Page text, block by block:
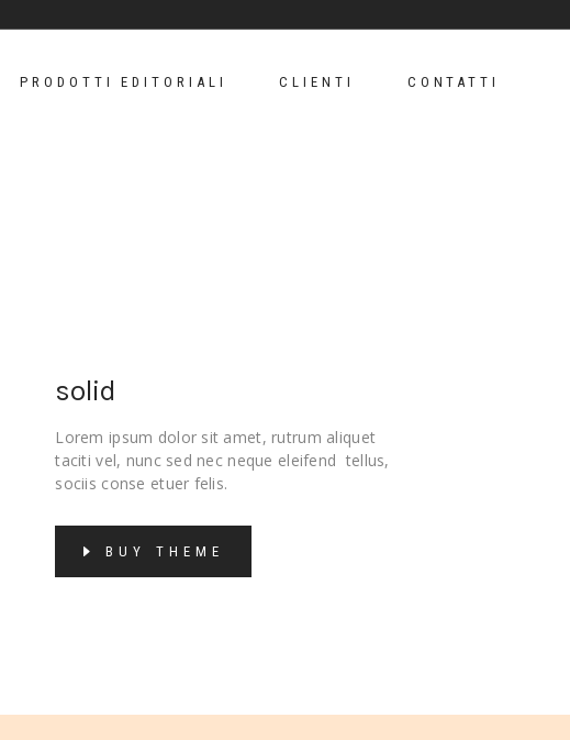
PRODOTTI EDITORIALI CLIENTI CONTATTI
solid
Lorem ipsum dolor sit amet, rutrum aliquet
taciti vel, nunc sed nec neque eleifend tellus,
sociis conse etuer felis.
BUY THEME